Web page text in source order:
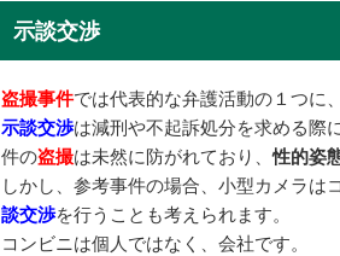
示談交渉
盗撮事件では代表的な弁護活動の１つに、
示談交渉は減刑や不起訴処分を求める際
件の盗撮は未然に防がれており、性的姿
しかし、参考事件の場合、小型カメラは
談交渉を行うことも考えられます。
コンビニは個人ではなく、会社です。